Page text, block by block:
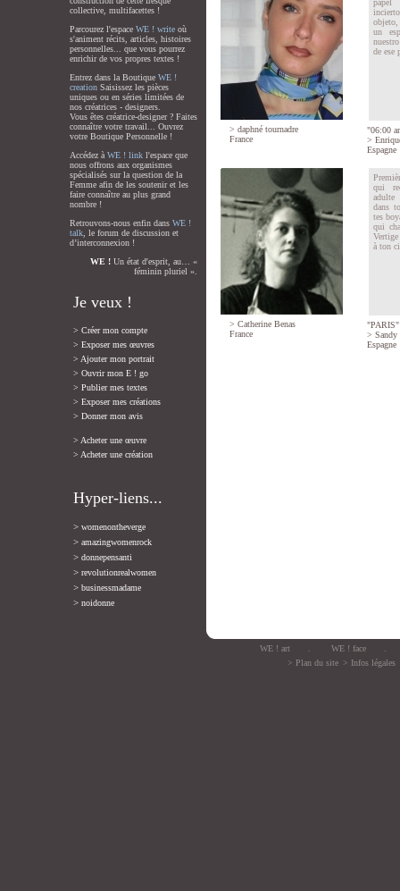
collective, multifacettes !
Parcourez l'espace WE ! writeoù
s'animent récits, articles, histoires
personnelles... que vous pourrez
enrichir de vos propres textes !
Entrez dans la Boutique WE !
creationSaisissez les pièces
uniques ou en séries limitées de
nos créatrices - designers.
Vous êtes créatrice-designer ? Faites
connaître votre travail... Ouvrez
votre Boutique Personnelle !
Accédez à WE ! linkl'espace que
nous offrons aux organismes
spécialisés sur la question de la
Femme afin de les soutenir et les
faire connaître au plus grand
nombre !
Retrouvons-nous enfin dans WE !
talk, le forum de discussion et
d’interconnexion !
WE !Un état d'esprit, au… «
féminin pluriel ».
Je veux !
> Créer mon compte
> Exposer mes œuvres
> Ajouter mon portrait
> Ouvrir mon E ! go
> Publier mes textes
> Exposer mes créations
> Donner mon avis
> Acheter une œuvre
> Acheter une création
Hyper-liens...
> womenontheverge
> amazingwomenrock
> donnepensanti
> revolutionrealwomen
> businessmadame
> noidonne
> daphné tournadre
France
papel
objeto,
un
de ese
"06:00
>
Espagne
> Catherine Benas
France
qui
adulte
dans
tes
qui
à ton
"PARIS"
> Sandy
Espagne
WE ! art WE ! face
> Plan du site > Infos légales